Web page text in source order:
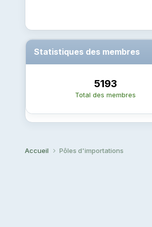
Statistiques des membres
5193
Total des membres
Accueil Pôles d'importations